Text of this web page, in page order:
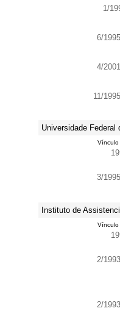
1/
6/
4/
11/
Universidade Federal
Vínculo
3/
Instituto de
Vínculo
2/
2/